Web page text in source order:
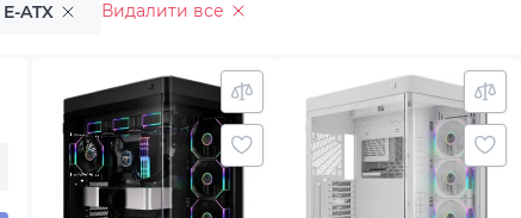
E-ATX Видалити все